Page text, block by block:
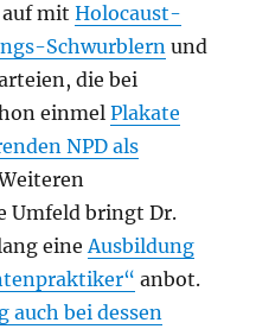
auf mitHolocaust-
Schwurblernund
die bei
einmelPlakate
NPD als
Umfeld bringt Dr.
eineAusbildung
anbot.
bei dessen